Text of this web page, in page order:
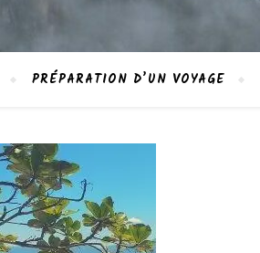
PRÉPARATION D’UN VOYAGE